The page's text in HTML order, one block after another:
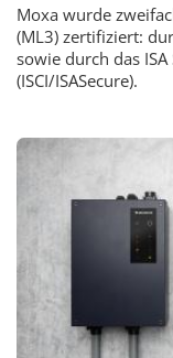
Moxa wurde
(ML3) zertifiziert:
sowie durch das
(ISCI/ISASecure).